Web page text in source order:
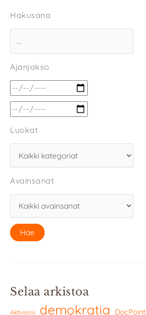
Hakusana
Ajanjakso
Luokat
Avainsanat
Selaa arkistoa
Aktivismi demokratia DocPoint